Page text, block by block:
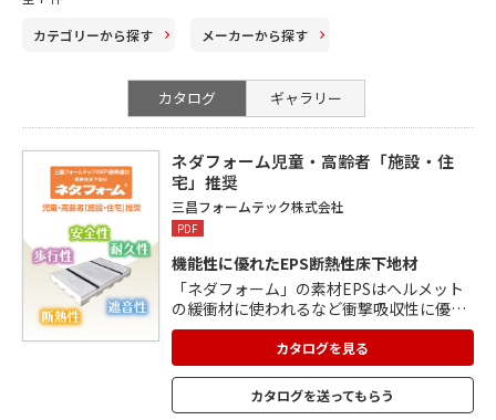
カテゴリーから探す メーカーから探す
カタログ ギャラリー
ネダフォーム児童・高齢者「施設・住
宅」推奨
三昌フォームテック株式会社
PDF
機能性に優れたEPS断熱性床下地材
「ネダフォーム」の素材EPSはヘルメット
の緩衝材に使われるなど衝撃吸収性に優れ
ているため、高齢者や子育て世帯でも安心
して過ごせます。 適度な柔らかさで高い緩
衝性能があり、疲れにくく足への負担も軽
減。 断熱性に優れ、100年以上の安定した
熱伝導率を維持できます。 EPSは面の力に
カタログを見る
カタログを送ってもらう